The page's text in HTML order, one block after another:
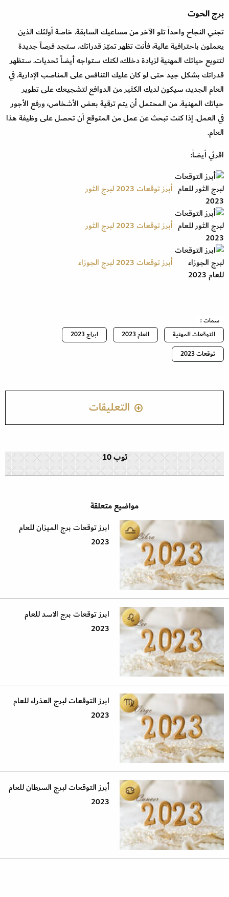
برج الحوت
تجني النجاح واحداً تلو الآخر من مساعيك السابقة. خاصة أولئك الذين
يعملون باحترافية عالية، فأنت تظهر تميّز قدراتك. ستجد فرصاً جديدة
لتنويع حياتك المهنية لزيادة دخلك، لكنك ستواجه أيضاً تحديات. ستظهر
قدراتك بشكل جيد حتى لو كان عليك التنافس على المناصب الإدارية. في
العام الجديد، سيكون لديك الكثير من الدوافع لتشجيعك على تطوير
حياتك المهنية. من المحتمل أن يتم ترقية بعض الأشخاص، ورفع الأجور
في العمل. إذا كنت تبحث عن عمل من المتوقع أن تحصل على وظيفة هذا
العام.
اقرئي أيضاً:
أبرز توقعات 2023 لبرج الثور
أبرز توقعات 2023 لبرج الثور
أبرز توقعات 2023 لبرج الجوزاء
سمات :
التوقعات المهنية
العام 2023
ابراج 2023
توقعات 2023
التعليقات
توب 10
مواضيع متعلقة
ابرز توقعات برج الميزان للعام
2023
ابرز توقعات برج الاسد للعام
2023
ابرز التوقعات لبرج العذراء للعام
2023
أبرز التوقعات لبرج السرطان للعام
2023